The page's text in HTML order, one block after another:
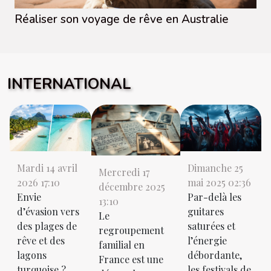
Réaliser son voyage de rêve en Australie
INTERNATIONAL
Mardi 14 avril
2026 17:10
Envie
d’évasion vers
des plages de
rêve et des
lagons
Mercredi 17
décembre 2025
13:10
Le
regroupement
familial en
France est une
Dimanche 25
mai 2025 02:36
Par-delà les
guitares
saturées et
l’énergie
débordante,